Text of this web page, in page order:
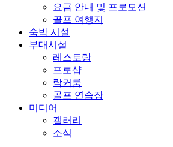
요금 안내 및 프로모션
골프 여행지
숙박 시설
부대시설
레스토랑
프로샵
락커룸
골프 연습장
미디어
갤러리
소식